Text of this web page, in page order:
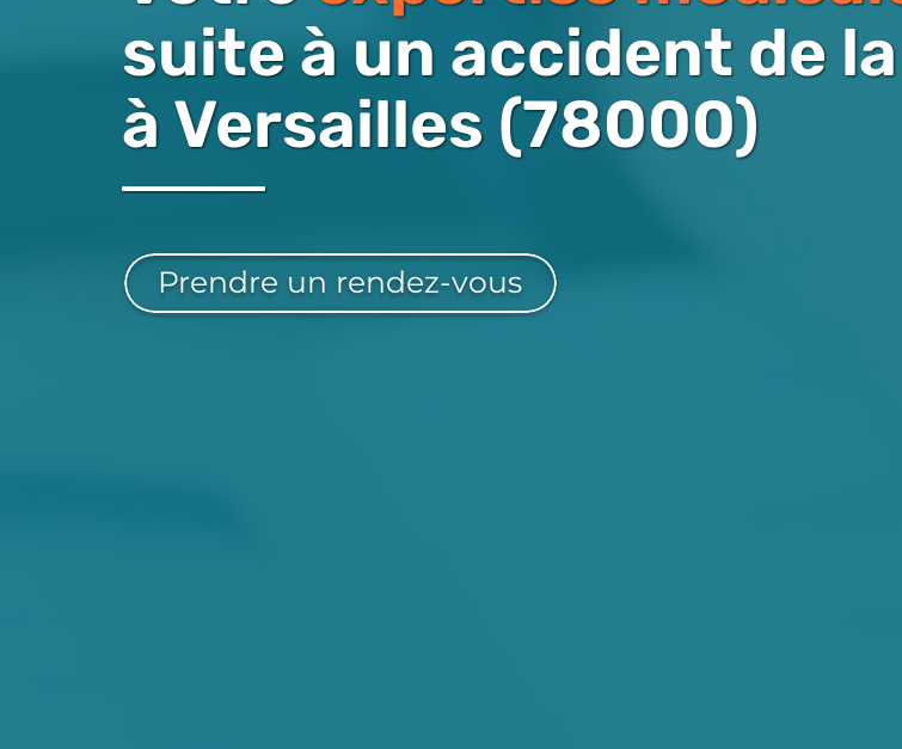
suite à un accident de
à Versailles (78000)
Prendre un rendez-vous